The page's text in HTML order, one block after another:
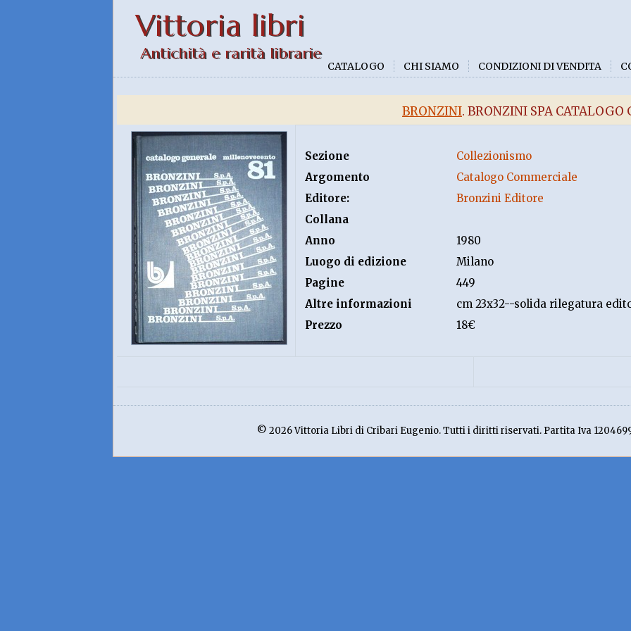
Vittoria libri
Antichità e rarità librarie
CATALOGO CHI SIAMO CONDIZIONI DI VENDITA
BRONZINI. BRONZINI SPA CATALOGO
Sezione
Collezionismo
Argomento
Catalogo Commerciale
Editore:
Bronzini Editore
Collana
Anno
1980
Luogo di edizione
Milano
Pagine
449
Altre informazioni
cm 23x32--solida rilegatura
Prezzo
18€
© 2026 Vittoria Libri di Cribari Eugenio. Tutti i diritti riservati. Partita Iva